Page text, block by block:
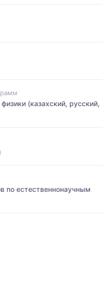
(казахский, русский,
по естественнонаучным